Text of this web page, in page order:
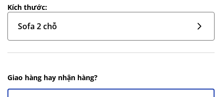
Kích thước:
Sofa 2 chỗ
Giao hàng hay nhận hàng?